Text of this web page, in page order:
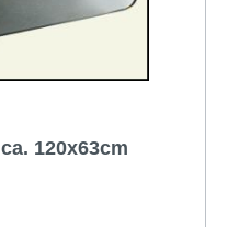
120x63cm